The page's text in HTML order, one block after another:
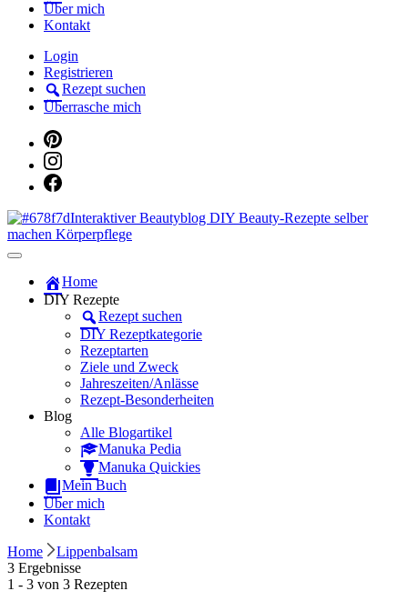
Über mich
Kontakt
Login
Registrieren
Rezept suchen
Überrasche mich
Manuka Magic – Natürlich schön:
Dein interaktiver DIY Beautyblog
Home
DIY Rezepte
Rezept suchen
DIY Rezeptkategorie
Rezeptarten
Ziele und Zweck
Jahreszeiten/Anlässe
Rezept-Besonderheiten
Blog
Alle Blogartikel
Manuka Pedia
Manuka Quickies
Mein Buch
Über mich
Kontakt
Home
Lippenbalsam
3 Ergebnisse
1 - 3 von 3 Rezepten